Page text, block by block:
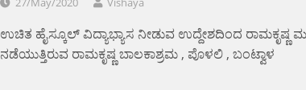
ಉಚಿತ ಹೈಸ್ಕೂಲ್ ವಿದ್ಯಾಭ್ಯಾಸ ನೀಡುವ ಉದ್ದೇಶದಿಂದ ರಾಮಕೃಷ್ಣ
ನಡೆಯುತ್ತಿರುವ ರಾಮಕೃಷ್ಣ ಬಾಲಕಾಶ್ರಮ , ಪೊಳಲಿ , ಬಂಟ್ವಾಳ